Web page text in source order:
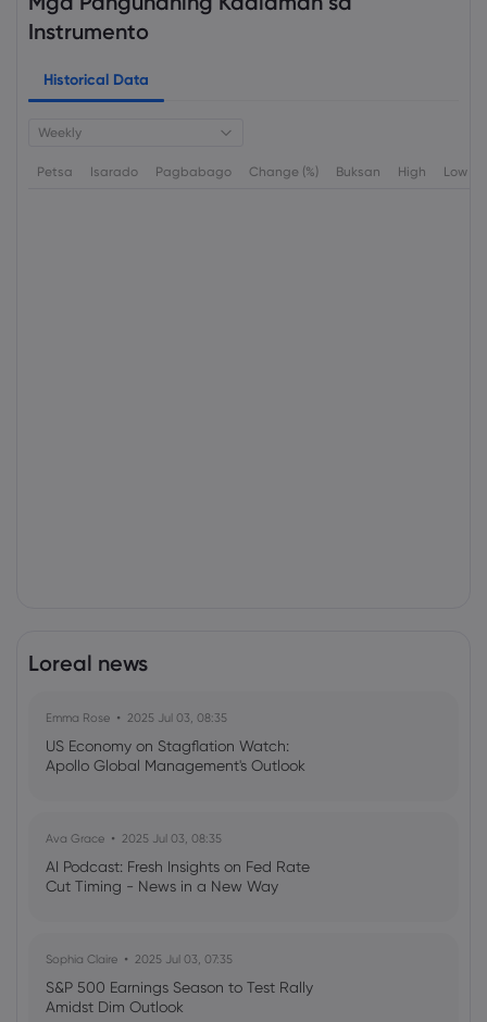
Instrumento
Historical Data
Weekly
Petsa Isarado Pagbabago Change (%) Buksan High Low
Loreal news
Emma Rose 2025 Jul 03, 08:35
US Economy on Stagflation Watch:
Apollo Global Management's Outlook
Ava Grace 2025 Jul 03, 08:35
AI Podcast: Fresh Insights on Fed Rate
Cut Timing - News in a New Way
Sophia Claire 2025 Jul 03, 07:35
S&P 500 Earnings Season to Test Rally
Amidst Dim Outlook